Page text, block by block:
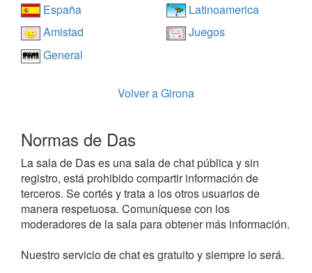
España
Latinoamerica
Amistad
Juegos
General
Volver a Girona
Normas de Das
La sala de Das es una sala de chat pública y sin
registro, está prohibido compartir información de
terceros. Se cortés y trata a los otros usuarios de
manera respetuosa. Comuníquese con los
moderadores de la sala para obtener más información.
Nuestro servicio de chat es gratuito y siempre lo será.